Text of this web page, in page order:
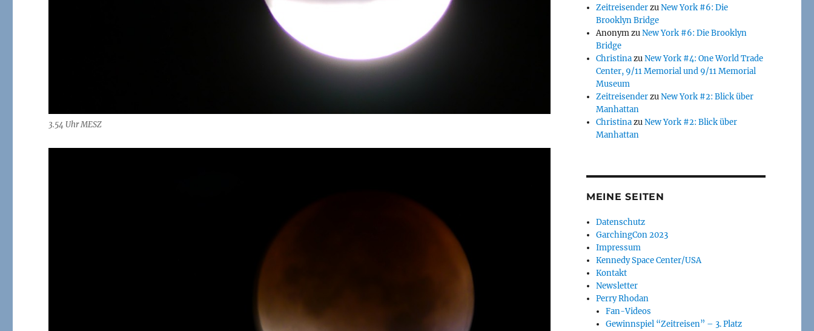
3.54 Uhr MESZ
ZeitreisenderzuNew York #6: Die
Brooklyn Bridge
AnonymzuNew York #6: Die Brooklyn
Bridge
ChristinazuNew York #4: One World Trade
Center, 9/11 Memorial und 9/11 Memorial
Museum
ZeitreisenderzuNew York #2: Blick über
Manhattan
ChristinazuNew York #2: Blick über
Manhattan
MEINE SEITEN
Datenschutz
GarchingCon 2023
Impressum
Kennedy Space Center/USA
Kontakt
Newsletter
Perry Rhodan
Fan-Videos
Gewinnspiel “Zeitreisen” – 3. Platz